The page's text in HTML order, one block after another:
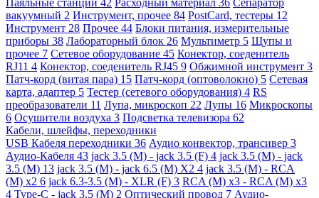
вакуумный 2 Инструмент, прочее 84 PostCard, тестеры 12
Инструмент 28 Прочее 44 Блоки питания, измерительные
приборы 38 Лабораторный блок 26 Мультиметр 5 Щупы и
прочее 7 Сетевое оборудование 45 Конектор, соеденитель
RJ11 4 Конектор, соеденитель RJ45 9 Обжимной инструмент 3
Патч-корд (витая пара) 15 Патч-корд (оптоволокно) 5 Сетевая
карта, адаптер 5 Тестер (сетевого оборудования) 4 RS
преобразователи 11 Лупа, микроскоп 22 Лупы 16 Микроскопы
6 Осушители воздуха 3 Подсветка телевизора 62
Кабели, шлейфы, переходники
USB Кабеля переходники 36 Аудио конвектор, трансивер 3
Аудио-Кабеля 43 jack 3.5 (M) - jack 3.5 (F) 4 jack 3.5 (M) - jack
3.5 (M) 13 jack 3.5 (M) - jack 6.5 (M) X2 4 jack 3.5 (M) - RCA
(M) x2 6 jack 6.3-3.5 (M) - XLR (F) 3 RCA (M) x3 - RCA (M) x3
4 Type-C - jack 3.5 (M) 2 Оптический провод 7 Аудио-